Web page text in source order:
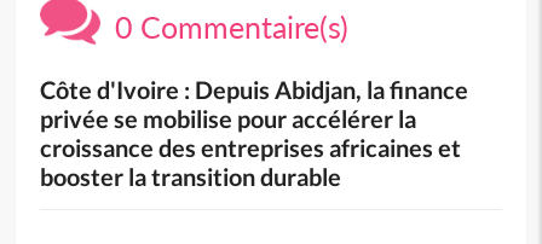
0 Commentaire(s)
Côte d'Ivoire : Depuis Abidjan, la finance
privée se mobilise pour accélérer la
croissance des entreprises africaines et
booster la transition durable